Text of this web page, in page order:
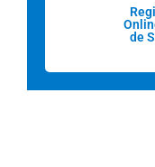
de